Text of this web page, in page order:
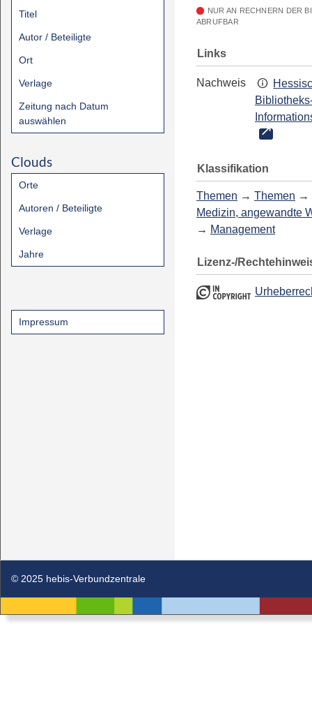
Titel
Autor / Beteiligte
Ort
Verlage
Zeitung nach Datum
auswählen
Clouds
Orte
Autoren / Beteiligte
Verlage
Jahre
Impressum
NUR AN RECHNERN DER
ABRUFBAR
Links
Nachweis
Klassifikation
Themen → Themen →
Medizin, angewandte
→ Management
Lizenz-/
© 2025 hebis-Verbundzentrale